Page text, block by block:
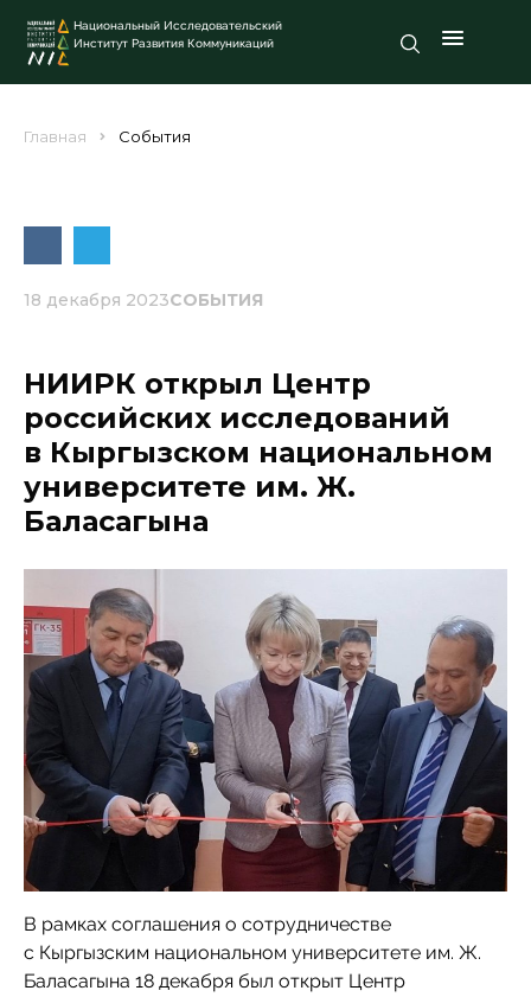
Национальный Исследовательский
Институт Развития Коммуникаций
Главная События
18 декабря 2023СОБЫТИЯ
НИИРК открыл Центр
российских исследований
в Кыргызском национальном
университете им. Ж.
Баласагына
В рамках соглашения о сотрудничестве
с Кыргызским национальном университете им. Ж.
Баласагына 18 декабря был открыт Центр